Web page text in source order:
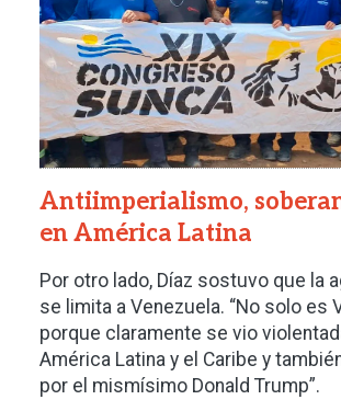
Antiimperialismo,
en América Latina
Por otro lado, Díaz sostuvo que la
se limita a Venezuela. “No solo es
porque claramente se vio
América Latina y el Caribe y
por el mismísimo Donald Trump”.